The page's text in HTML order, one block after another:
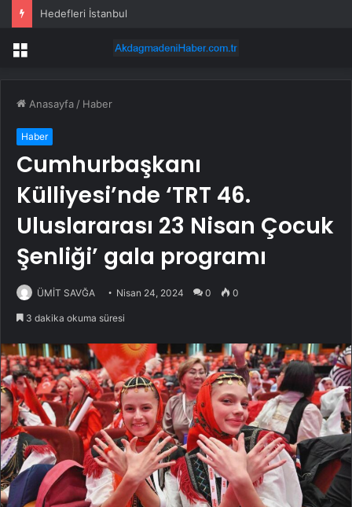
Kaybolan Tosunlar Jandarma Tarafından Bulundu
Menü
Anasayfa / Haber
Haber
Cumhurbaşkanı
Külliyesi’nde ‘TRT 46.
Uluslararası 23 Nisan Çocuk
Şenliği’ gala programı
ÜMİT SAVĞA Nisan 24, 2024 0 0
3 dakika okuma süresi